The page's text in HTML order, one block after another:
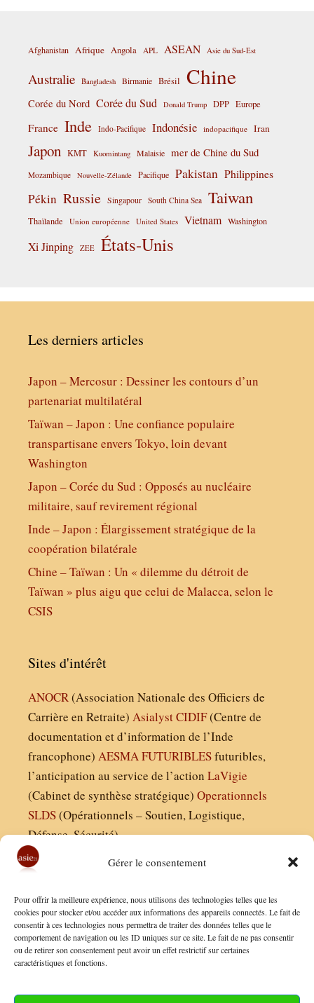
Gérer le consentement
Pour offrir la meilleure expérience, nous utilisons des technologies telles que les
cookies pour stocker et/ou accéder aux informations des appareils connectés. Le fait de
consentir à ces technologies nous permettra de traiter des données telles que le
comportement de navigation ou les ID uniques sur ce site. Le fait de ne pas consentir
ou de retirer son consentement peut avoir un effet restrictif sur certaines
caractéristiques et fonctions.
Afghanistan Afrique Angola APL ASEAN Asie du Sud-Est
Australie Bangladesh Birmanie Brésil Chine
Corée du Nord Corée du Sud Donald Trump DPP Europe
France Inde Indo-Pacifique Indonésie indopacifique Iran
Japon KMT Kuomintang Malaisie mer de Chine du Sud
Mozambique Nouvelle-Zélande Pacifique Pakistan Philippines
Pékin Russie Singapour South China Sea Taiwan
Thaïlande Union européenne United States Vietnam Washington
Xi Jinping ZEE États-Unis
Les derniers articles
Japon – Mercosur : Dessiner les contours d’un
partenariat multilatéral
Taïwan – Japon : Une confiance populaire
transpartisane envers Tokyo, loin devant
Washington
Japon – Corée du Sud : Opposés au nucléaire
militaire, sauf revirement régional
Inde – Japon : Élargissement stratégique de la
coopération bilatérale
Chine – Taïwan : Un « dilemme du détroit de
Taïwan » plus aigu que celui de Malacca, selon le
CSIS
Sites d'intérêt
ANOCR(Association Nationale des Officiers de
Carrière en Retraite) AsialystCIDIF(Centre de
documentation et d’information de l’Inde
francophone) AESMAFUTURIBLESfuturibles,
l’anticipation au service de l’action LaVigie
(Cabinet de synthèse stratégique) Operationnels
SLDS(Opérationnels – Soutien, Logistique,
Défense, Sécurité)
Finaldées EURL
Siège social : 13 avenue Boudon, 75016, Paris
Nous contacter